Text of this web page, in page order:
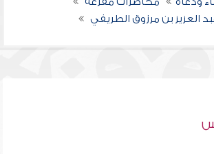
العزيز بن مرزوق الطريفي